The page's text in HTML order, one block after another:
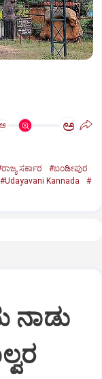
ಅ ಅ
ಸರ್ಕಾರ
#ಬಂಡೀಪುರ
#Udayavani Kannada
#
ನಾಡು